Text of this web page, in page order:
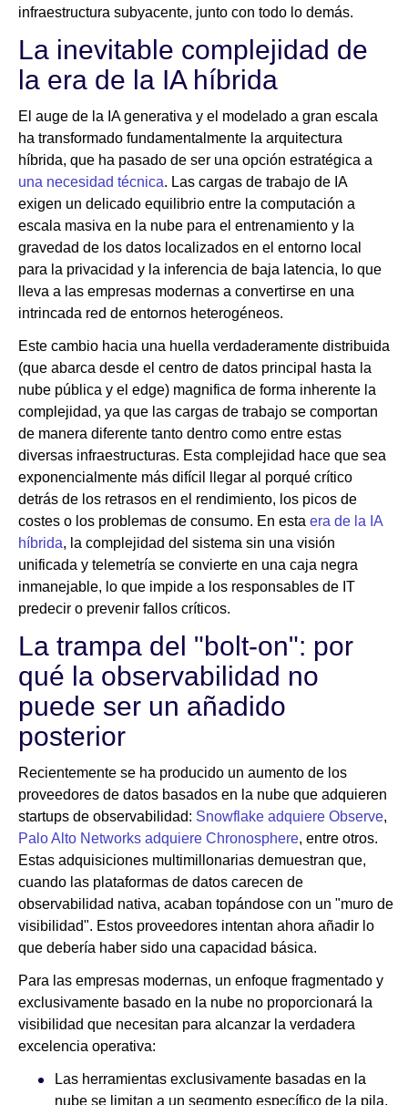
infraestructura subyacente, junto con todo lo demás.
La inevitable complejidad de
la era de la IA híbrida
El auge de la IA generativa y el modelado a gran escala
ha transformado fundamentalmente la arquitectura
híbrida, que ha pasado de ser una opción estratégica a
una necesidad técnica. Las cargas de trabajo de IA
exigen un delicado equilibrio entre la computación a
escala masiva en la nube para el entrenamiento y la
gravedad de los datos localizados en el entorno local
para la privacidad y la inferencia de baja latencia, lo que
lleva a las empresas modernas a convertirse en una
intrincada red de entornos heterogéneos.
Este cambio hacia una huella verdaderamente distribuida
(que abarca desde el centro de datos principal hasta la
nube pública y el edge) magnifica de forma inherente la
complejidad, ya que las cargas de trabajo se comportan
de manera diferente tanto dentro como entre estas
diversas infraestructuras. Esta complejidad hace que sea
exponencialmente más difícil llegar al porqué crítico
detrás de los retrasos en el rendimiento, los picos de
costes o los problemas de consumo. En esta era de la IA
híbrida, la complejidad del sistema sin una visión
unificada y telemetría se convierte en una caja negra
inmanejable, lo que impide a los responsables de IT
predecir o prevenir fallos críticos.
La trampa del "bolt-on": por
qué la observabilidad no
puede ser un añadido
posterior
Recientemente se ha producido un aumento de los
proveedores de datos basados en la nube que adquieren
startups de observabilidad: Snowflake adquiere Observe,
Palo Alto Networks adquiere Chronosphere, entre otros.
Estas adquisiciones multimillonarias demuestran que,
cuando las plataformas de datos carecen de
observabilidad nativa, acaban topándose con un "muro de
visibilidad". Estos proveedores intentan ahora añadir lo
que debería haber sido una capacidad básica.
Para las empresas modernas, un enfoque fragmentado y
exclusivamente basado en la nube no proporcionará la
visibilidad que necesitan para alcanzar la verdadera
excelencia operativa:
Las herramientas exclusivamente basadas en la
nube se limitan a un segmento específico de la pila,